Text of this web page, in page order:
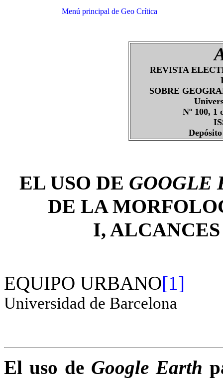
Menú principal de Geo Crítica
REVISTA
SOBRE
Nº 100, 1
EL USO DE GOOGLE
DE LA
I,
EQUIPO URBANO[1]
Universidad de Barcelona
El uso de Google Earth